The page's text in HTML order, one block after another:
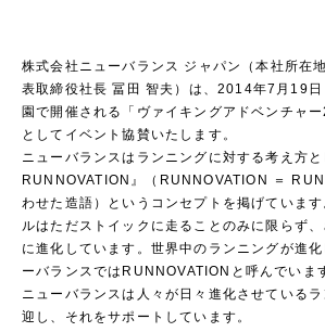
株式会社ニューバランス ジャパン（本社所在
表取締役社長 冨田 智夫）は、2014年7月19
園で開催される「ヴァイキングアドベンチャ
としてイベント協賛いたします。
ニューバランスはランニングに対する考え方
RUNNOVATION』（RUNNOVATION ＝
わせた造語）というコンセプトを掲げていま
ルはただストイックに走ることのみに限らず
に進化しています。世界中のランニングが進
ーバランスではRUNNOVATIONと呼んでいま
ニューバランスは人々が日々進化させている
迎し、それをサポートしています。